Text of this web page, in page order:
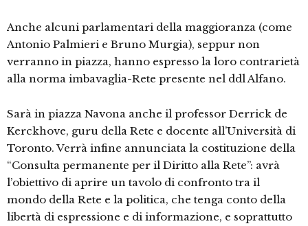
Anche alcuni parlamentari della maggioranza (come
Antonio Palmieri e Bruno Murgia), seppur non
verranno in piazza, hanno espresso la loro contrarietà
alla norma imbavaglia-Rete presente nel ddl Alfano.
Sarà in piazza Navona anche il professor Derrick de
Kerckhove, guru della Rete e docente all’Università di
Toronto. Verrà infine annunciata la costituzione della
“Consulta permanente per il Diritto alla Rete”: avrà
l’obiettivo di aprire un tavolo di confronto tra il
mondo della Rete e la politica, che tenga conto della
libertà di espressione e di informazione, e soprattutto